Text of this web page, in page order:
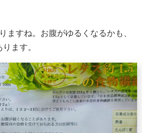
ますね。お腹がゆるくなるかも、
ます。